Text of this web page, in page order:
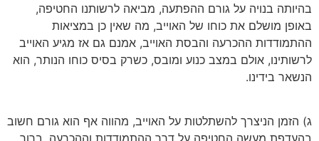
בהיותה בנויה על גורם ההפתעה, מביאה לרשותנו החטיפה,
באופן מושלם את כוחו של האוייב, מה שאין כן במציאות
ההתמודדות ההכרעה והבסת האוייב, אמנם גם אז מגיע האוייב
לרשותינו, אולם במצב כנוע ומובס, כשרק בסיס כוחו הנותר, הוא
הנשאר בידינו.
ג) הזמן הניצרך להשתלטות על האוייב, מהווה אף הוא גורם חשוב
בהעדפת מעשה החטיפה על דרך ההתמודדות וההכרעה. ברור